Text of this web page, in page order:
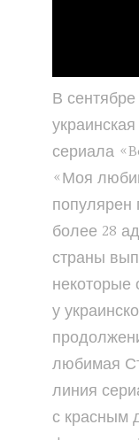
В
сериала
«Моя
более 28
страны
у
любимая
линия
с красным